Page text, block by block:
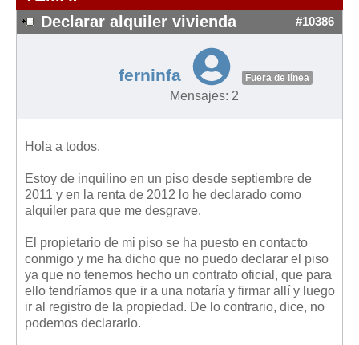
Requerimientos y comunicaciones
Formularios sobre Propiedad Horizontal
Modelos de Convocatoria de Junta de Propietarios
Modelos de Acta de Junta de Propietarios
Legislación
Legislación sobre Arrendamientos Urbanos
Legislación sobre la Comunidad de Propietarios
Legislación de interés práctico
Diccionario
Usuario
Declarar alquiler vivienda #10386
ferninfa Fuera de línea
Mensajes: 2
Hola a todos,
Estoy de inquilino en un piso desde septiembre de
2011 y en la renta de 2012 lo he declarado como
alquiler para que me desgrave.
El propietario de mi piso se ha puesto en contacto
conmigo y me ha dicho que no puedo declarar el piso
ya que no tenemos hecho un contrato oficial, que para
ello tendríamos que ir a una notaría y firmar allí y luego
ir al registro de la propiedad. De lo contrario, dice, no
podemos declararlo.